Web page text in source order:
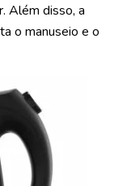
Além disso, a
o manuseio e o